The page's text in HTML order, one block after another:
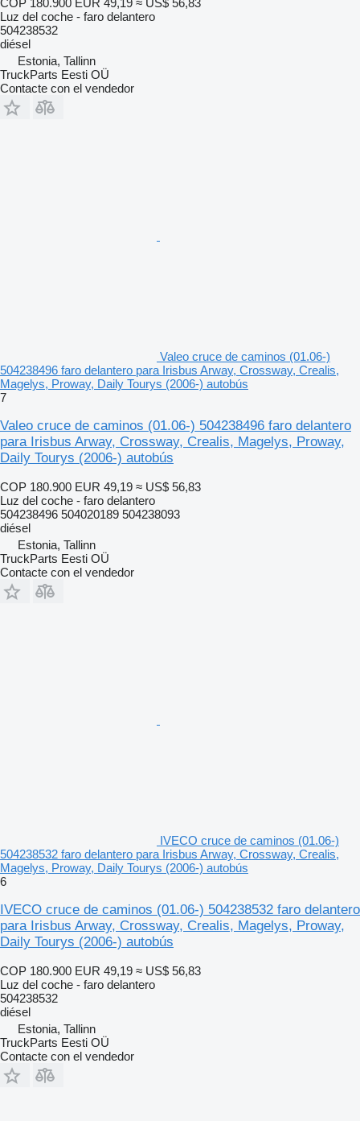
Luz del coche - faro delantero
504238532
diésel
Estonia, Tallinn
TruckParts Eesti OÜ
Contacte con el vendedor
Valeo cruce de caminos (01.06-)
504238496 faro delantero para Irisbus Arway, Crossway, Crealis,
Magelys, Proway, Daily Tourys (2006-) autobús
7
Valeo cruce de caminos (01.06-) 504238496 faro delantero
para Irisbus Arway, Crossway, Crealis, Magelys, Proway,
Daily Tourys (2006-) autobús
COP 180.900 EUR 49,19 ≈ US$ 56,83
Luz del coche - faro delantero
504238496 504020189 504238093
diésel
Estonia, Tallinn
TruckParts Eesti OÜ
Contacte con el vendedor
IVECO cruce de caminos (01.06-)
504238532 faro delantero para Irisbus Arway, Crossway, Crealis,
Magelys, Proway, Daily Tourys (2006-) autobús
6
IVECO cruce de caminos (01.06-) 504238532 faro delantero
para Irisbus Arway, Crossway, Crealis, Magelys, Proway,
Daily Tourys (2006-) autobús
COP 180.900 EUR 49,19 ≈ US$ 56,83
Luz del coche - faro delantero
504238532
diésel
Estonia, Tallinn
TruckParts Eesti OÜ
Contacte con el vendedor